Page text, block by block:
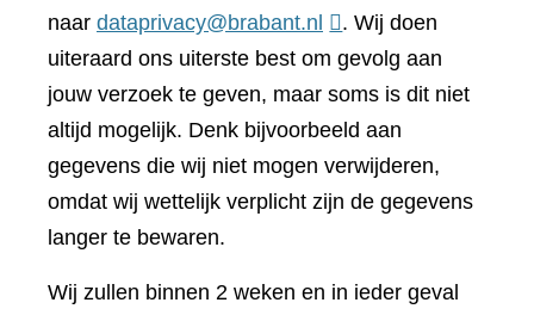
naar dataprivacy@brabant.nl
. Wij doen
uiteraard ons uiterste best om gevolg aan
jouw verzoek te geven, maar soms is dit niet
altijd mogelijk. Denk bijvoorbeeld aan
gegevens die wij niet mogen verwijderen,
omdat wij wettelijk verplicht zijn de gegevens
langer te bewaren.
Wij zullen binnen 2 weken en in ieder geval